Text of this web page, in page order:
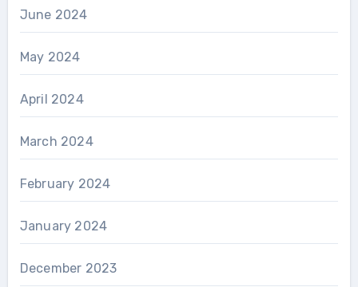
June 2024
May 2024
April 2024
March 2024
February 2024
January 2024
December 2023